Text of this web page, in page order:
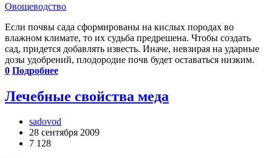
Овощеводство
Если почвы сада сформированы на кислых породах во
влажном климате, то их судьба предрешена. Чтобы создать
сад, придется добавлять известь. Иначе, невзирая на ударные
дозы удобрений, плодородие почв будет оставаться низким.
0 Подробнее
Лечебные свойства меда
sadovod
28 сентября 2009
7 128